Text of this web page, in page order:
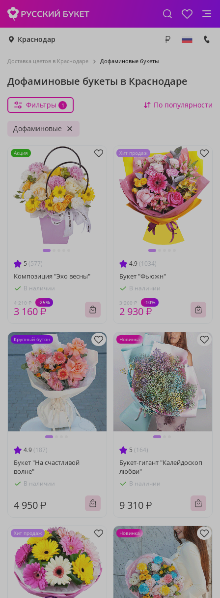
Краснодар
Доставка цветов в Краснодаре Дофаминовые букеты
Дофаминовые букеты в Краснодаре
Фильтры 1 По популярности
Дофаминовые
5 (577)
Композиция "Эхо весны"
В наличии
4 210 ₽ -25%
3 160 ₽
Акция
4.9 (1034)
Букет "Фьюжн"
В наличии
3 260 ₽ -10%
2 930 ₽
Хит продаж
4.9 (187)
Букет "На счастливой
волне"
В наличии
4 950 ₽
Крупный бутон
5 (164)
Букет-гигант "Калейдоскоп
любви"
В наличии
9 310 ₽
Новинка
Хит продаж Новинка